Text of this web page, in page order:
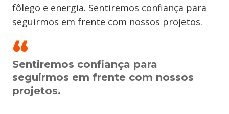
fôlego e energia. Sentiremos confiança para
seguirmos em frente com nossos projetos.
Sentiremos confiança para
seguirmos em frente com nossos
projetos.